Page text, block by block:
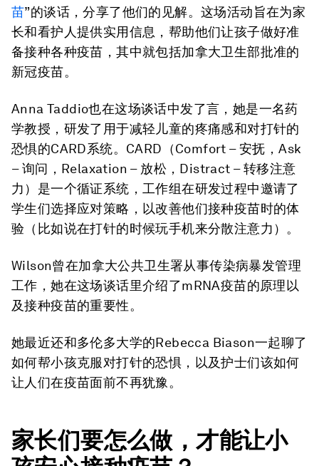
苗”的谈话，分享了他们的见解。这场活动旨在为家
长和看护人提供实用信息，帮助他们让孩子做好准
备接种各种疫苗，其中就包括加拿大卫生部批准的
新冠疫苗。
Anna Taddio也在这场谈话中发了言，她是一名药
学教授，研发了用于减轻儿童的疼痛感和对打针的
恐惧的CARD系统。CARD（Comfort – 安抚，Ask
– 询问，Relaxation – 放松，Distract – 转移注意
力）是一个循证系统，工作组在研发过程中邀请了
学生们选择应对策略，以改善他们接种疫苗时的体
验（比如说在打针的时候玩手机来分散注意力）。
Wilson曾在加拿大公共卫生署从事传染病暴发管理
工作，她在这场谈话里介绍了mRNA疫苗的原理以
及接种疫苗的重要性。
她最近还和多伦多大学的Rebecca Biason一起聊了
如何帮小孩克服对打针的恐惧，以及护士们该如何
让人们在疫苗面前不再犹豫。
家长们要怎么做，才能让小